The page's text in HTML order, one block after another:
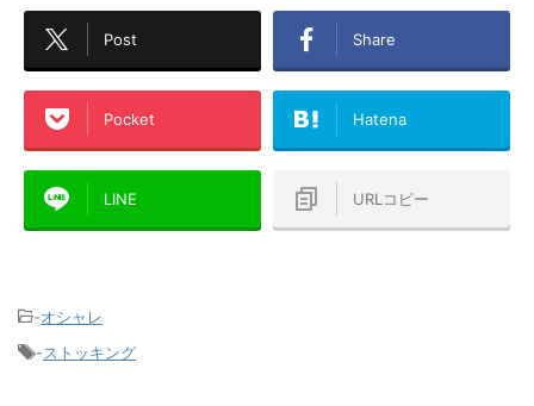
Post Share
Pocket Hatena
LINE URLコピー
-オシャレ
-ストッキング